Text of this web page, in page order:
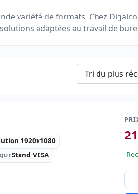
variété de formats. Chez
adaptées au travail de
1920x1080
Stand VESA